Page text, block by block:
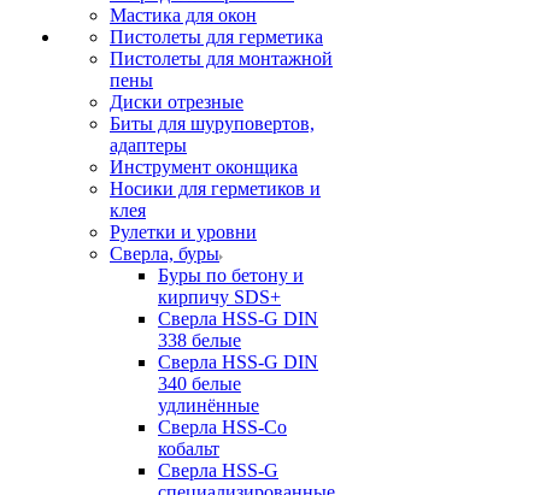
Мастика для окон
Пистолеты для герметика
Пистолеты для монтажной
пены
Диски отрезные
Биты для шуруповертов,
адаптеры
Инструмент оконщика
Носики для герметиков и
клея
Рулетки и уровни
Сверла, буры
Буры по бетону и
кирпичу SDS+
Сверла HSS-G DIN
338 белые
Сверла HSS-G DIN
340 белые
удлинённые
Сверла HSS-Co
кобальт
Сверла HSS-G